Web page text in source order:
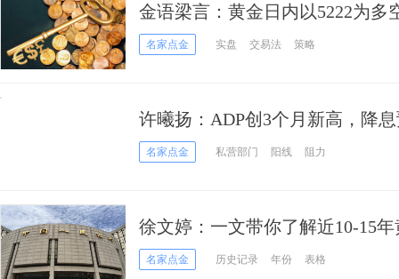
金语梁言：黄金日内以5222为多
名家点金 实盘 交易法 策略
许曦扬：ADP创3个月新高，降
名家点金 私营部门 阳线 阻力
徐文婷：一文带你了解近10-15
名家点金 历史记录 年份 表格